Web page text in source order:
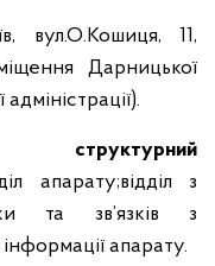
вул.О.Кошиця, 11,
Дарницької
апарату;відділ з
та зв’язків з
апарату.